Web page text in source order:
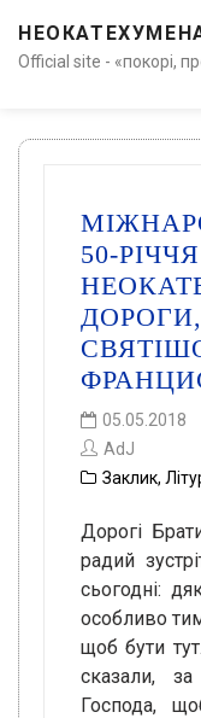
Official site - «покорі,
50-РІЧЧЯ
05.05.2018
AdJ
Заклик,
Дорогі
радий
сьогодні:
особливо
щоб бути
сказали,
Господа,